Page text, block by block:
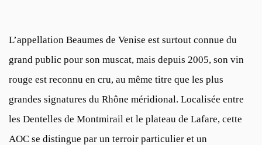
L’appellation Beaumes de Venise est surtout connue du
grand public pour son muscat, mais depuis 2005, son vin
rouge est reconnu en cru, au même titre que les plus
grandes signatures du Rhône méridional. Localisée entre
les Dentelles de Montmirail et le plateau de Lafare, cette
AOC se distingue par un terroir particulier et un